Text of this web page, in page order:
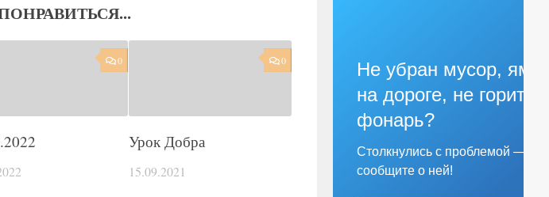
0 0
Урок Добра
15.09.2021
Не убран мусор, яма
на дороге, не горит
фонарь?
Столкнулись с проблемой —
сообщите о ней!